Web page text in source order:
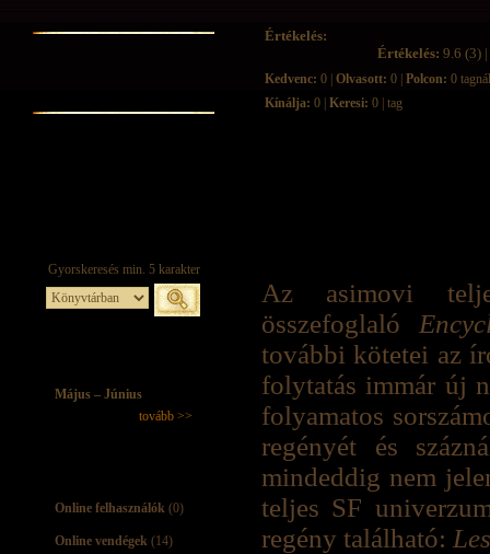
Május – Június
tovább >>
Online felhasználók (0)
Online vendégek (14)
Értékelés:
Értékelés: 9.6 (3)
Kedvenc: 0 | Olvasott: 0 | Polcon: 0 tagnál
Kínálja: 0 | Keresi: 0 | tag
Az asimovi teljes
összefoglaló
további kötetei az
folytatás immár új
folyamatos
regényét és
mindeddig nem
teljes SF
regény található: